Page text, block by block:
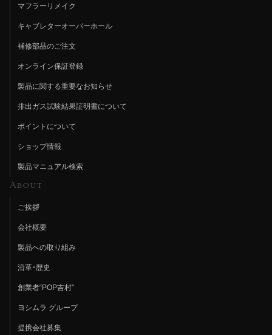
マフラーリメイク
キャブレターオーバーホール
補修部品のご注文
オンライン保証登録
製品に関する重要なお知らせ
排出ガス試験結果証明書について
ポイントについて
ショップ情報
製品マニュアル検索
About
ご挨拶
会社概要
製品への取り組み
沿革・歴史
創業者“POP吉村”
ヨシムラ グループ
提携会社募集